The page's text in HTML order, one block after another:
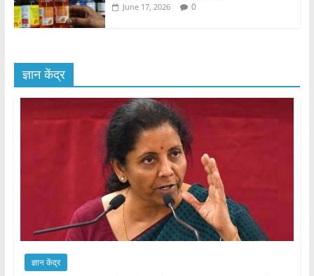
June 17, 2026 0
ज्ञान केंद्र
ज्ञान केंद्र